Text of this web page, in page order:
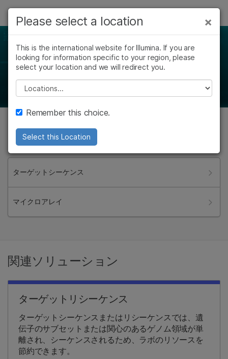
ソリューション
ラーニング
企業情報
サポート
お気に入りの分野を選択
Gene Panel & Array Finder
プロジェクトに適したシーケンスパネルまたはマイクロア
レイを使用してさらに研究を進めてください
テクノロジーを選択すると開始します
ターゲットシーケンス
マイクロアレイ
関連ソリューション
ターゲットリシーケンス
ターゲットシーケンスまたはリシーケンスでは、遺
伝子のサブセットまたは関心のあるゲノム領域が単
離され、シーケンスされるため、ラボのリソースを
節約できます。
×
Please select a location
This is the international website for Illumina. If you are
looking for information specific to your region, please
select your location and we will redirect you.
Please select a location
Remember this choice.
Select this Location
お気に入りの分野を選択すると、関連性の
高いコンテンツへのリンクが表示されます:
×
がん研究
微生物研究
農学研究
臨床オンコロジー
生殖医学